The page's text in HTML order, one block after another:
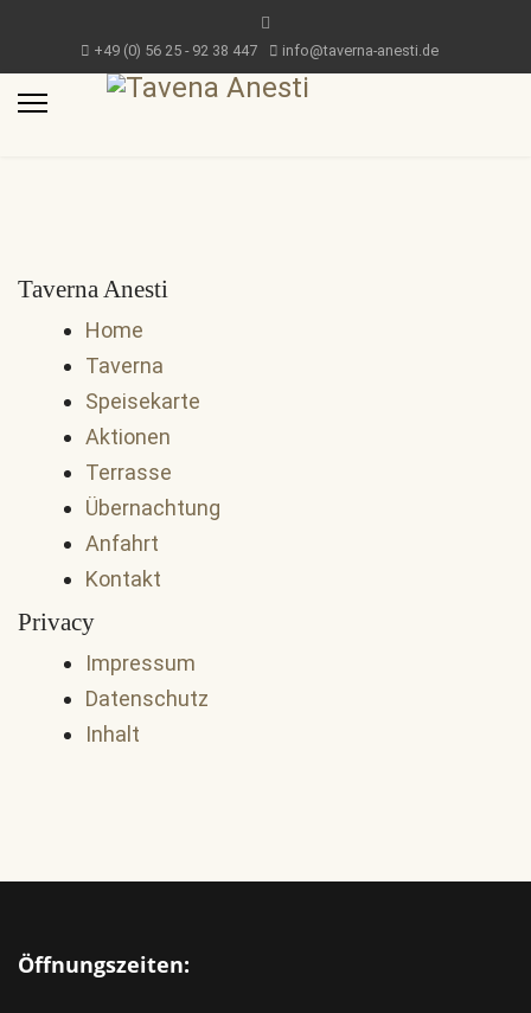
+49 (0) 56 25 - 92 38 447 info@taverna-anesti.de
Taverna Anesti
Home
Taverna
Speisekarte
Aktionen
Terrasse
Übernachtung
Anfahrt
Kontakt
Privacy
Impressum
Datenschutz
Inhalt
Öffnungszeiten: